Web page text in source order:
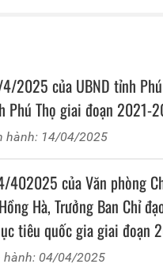
2025 của UBND tỉnh
Phú Thọ giai đoạn 2021-
hành: 14/04/2025
402025 của Văn phòng
Hà, Trưởng Ban Chỉ
tiêu quốc gia giai
và chuẩn bị công tác
hành: 04/04/2025